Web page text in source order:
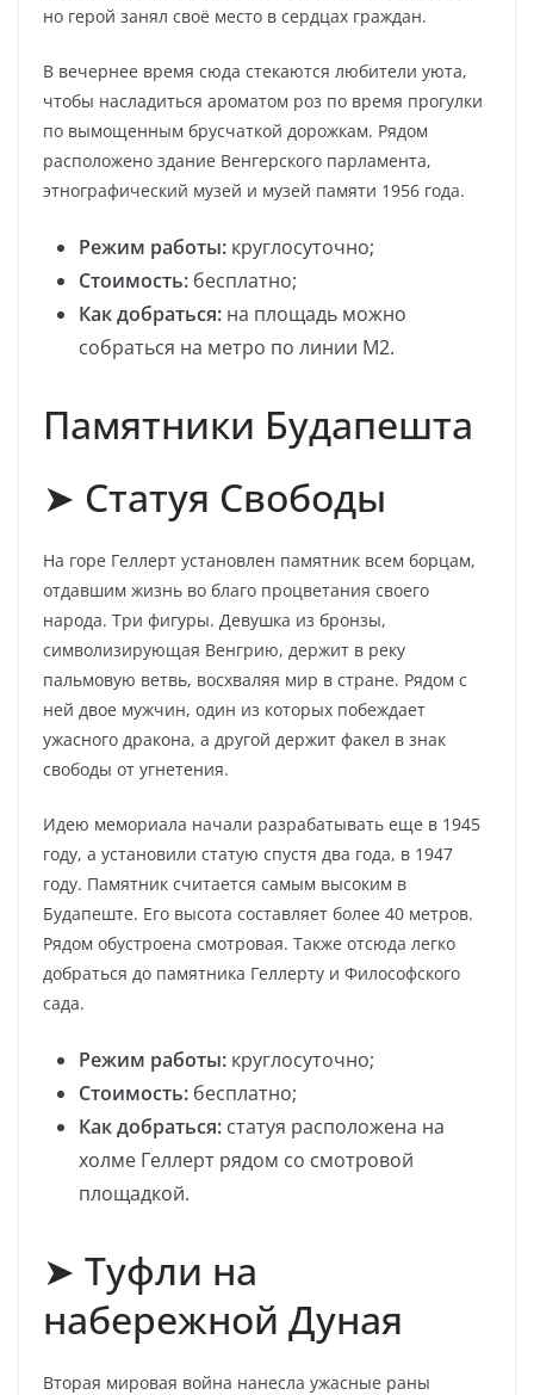
но герой занял своё место в сердцах граждан.
В вечернее время сюда стекаются любители уюта,
чтобы насладиться ароматом роз по время прогулки
по вымощенным брусчаткой дорожкам. Рядом
расположено здание Венгерского парламента,
этнографический музей и музей памяти 1956 года.
Режим работы: круглосуточно;
Стоимость: бесплатно;
Как добраться: на площадь можно
собраться на метро по линии М2.
Памятники Будапешта
➤ Статуя Свободы
На горе Геллерт установлен памятник всем борцам,
отдавшим жизнь во благо процветания своего
народа. Три фигуры. Девушка из бронзы,
символизирующая Венгрию, держит в реку
пальмовую ветвь, восхваляя мир в стране. Рядом с
ней двое мужчин, один из которых побеждает
ужасного дракона, а другой держит факел в знак
свободы от угнетения.
Идею мемориала начали разрабатывать еще в 1945
году, а установили статую спустя два года, в 1947
году. Памятник считается самым высоким в
Будапеште. Его высота составляет более 40 метров.
Рядом обустроена смотровая. Также отсюда легко
добраться до памятника Геллерту и Философского
сада.
Режим работы: круглосуточно;
Стоимость: бесплатно;
Как добраться: статуя расположена на
холме Геллерт рядом со смотровой
площадкой.
➤ Туфли на
набережной Дуная
Вторая мировая война нанесла ужасные раны